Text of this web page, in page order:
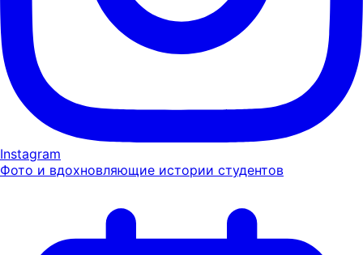
Instagram
Фото и вдохновляющие истории студентов